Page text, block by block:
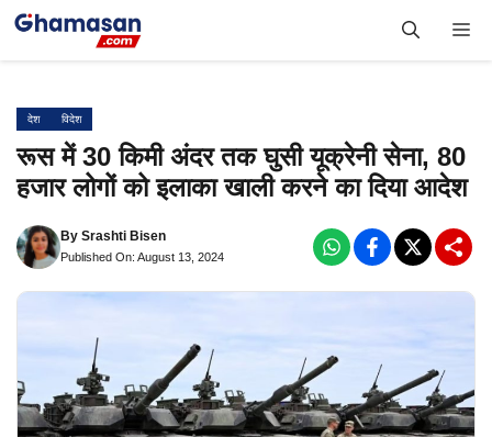
Skip
देश विदेश
रूस में 30 किमी अंदर तक घुसी यूक्रेनी सेना, 80
हजार लोगों को इलाका खाली करने का दिया आदेश
By Srashti Bisen
Published On: August 13, 2024